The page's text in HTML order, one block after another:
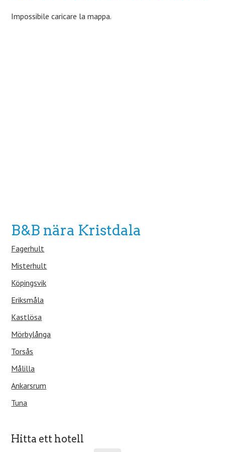
Impossibile caricare la mappa.
B&B nära Kristdala
Fagerhult
Misterhult
Köpingsvik
Eriksmåla
Kastlösa
Mörbylånga
Torsås
Målilla
Ankarsrum
Tuna
Hitta ett hotell